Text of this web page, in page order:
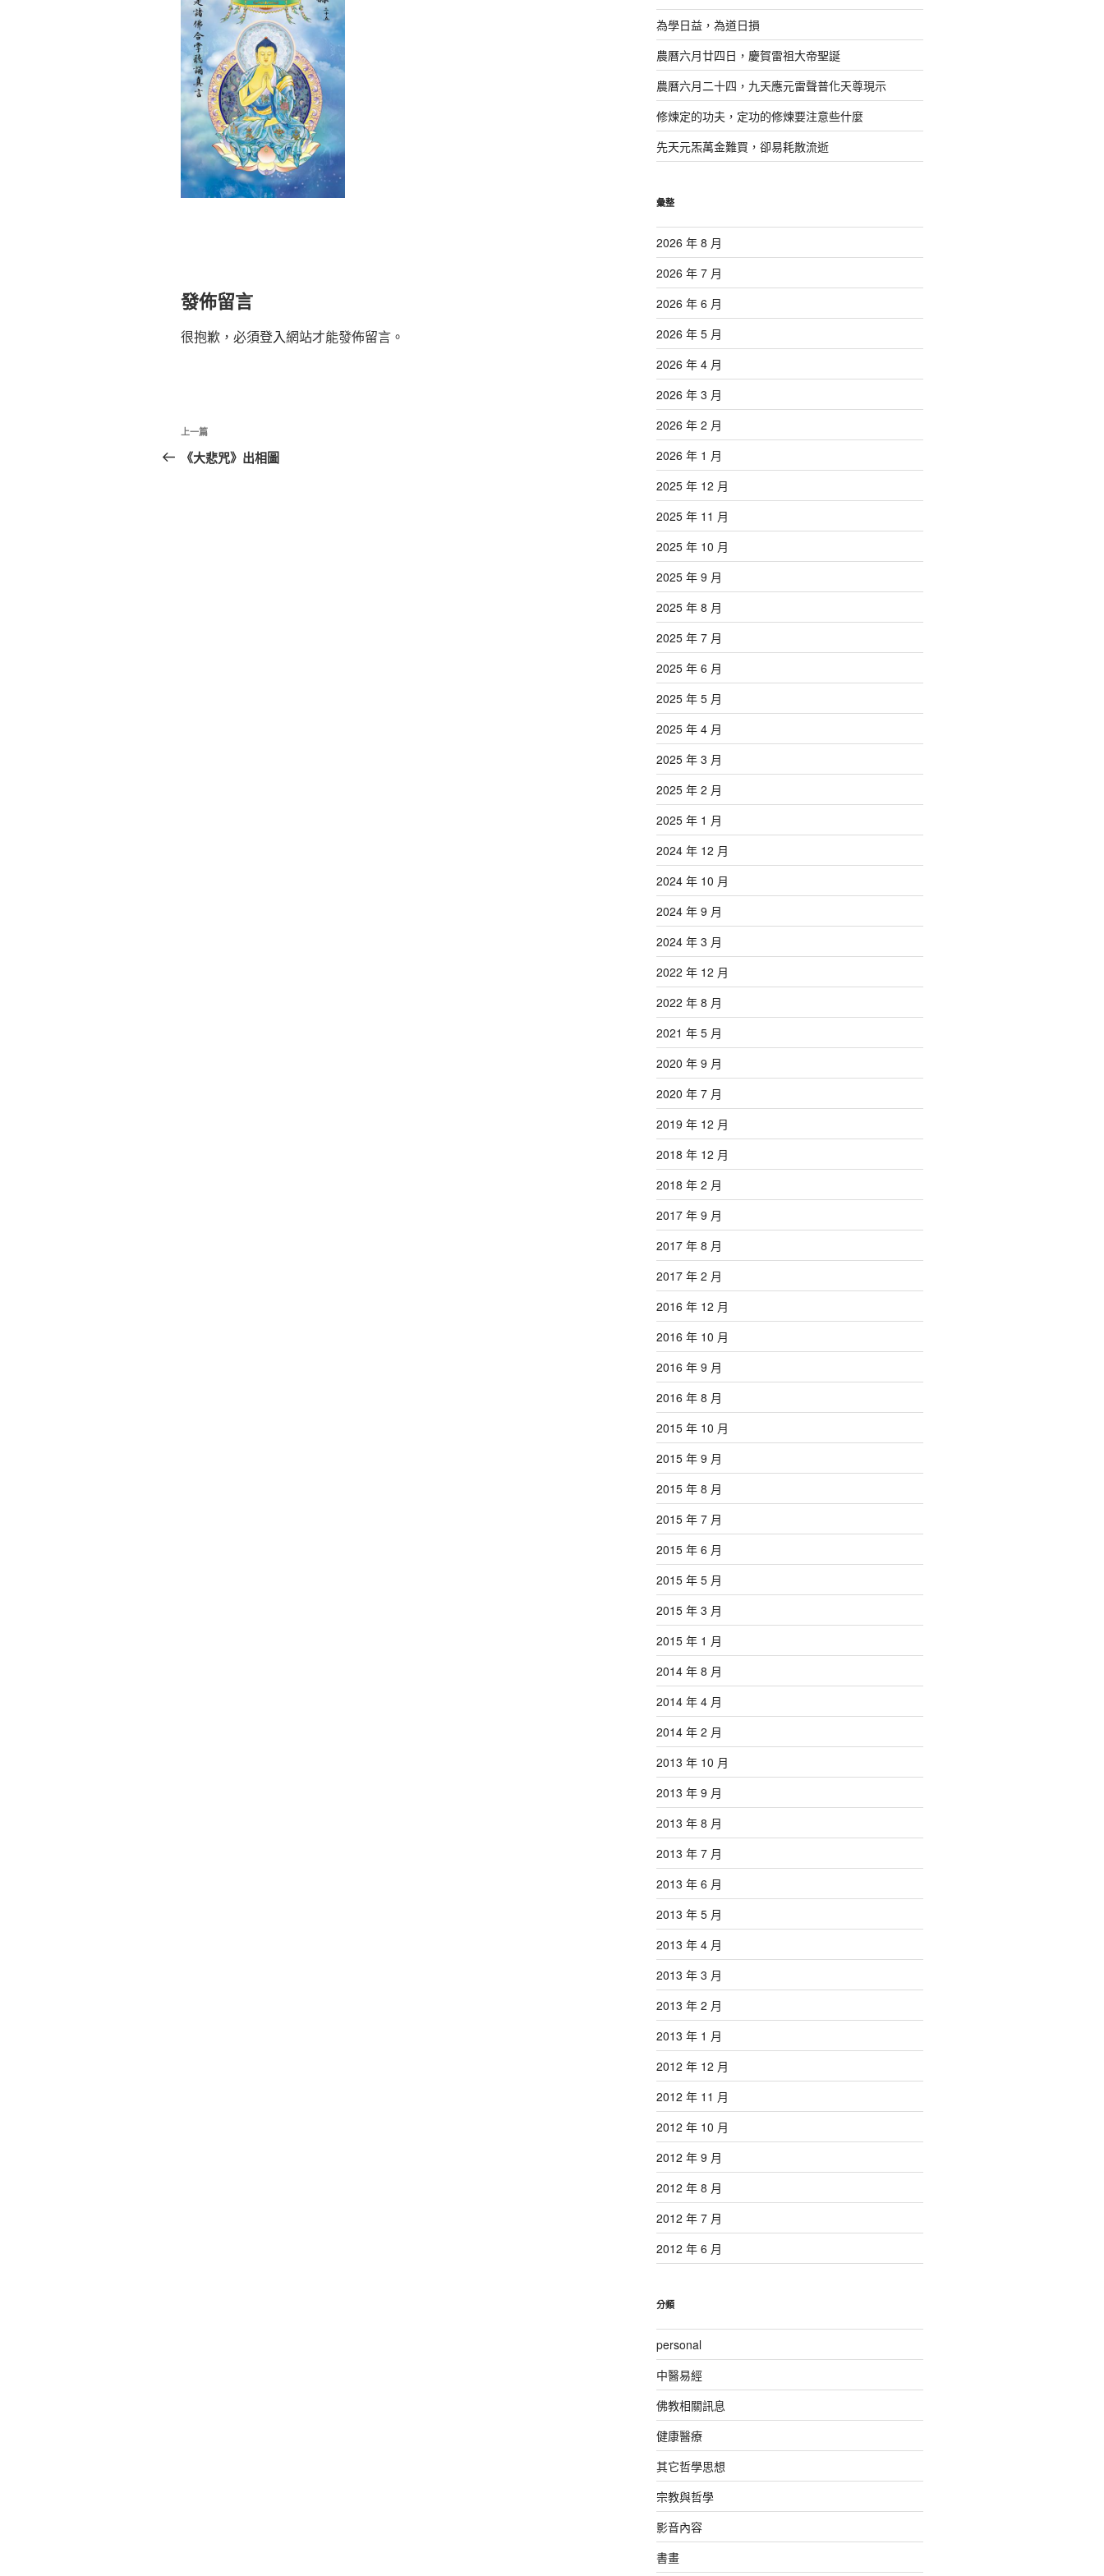
發佈留言
很抱歉，必須登入網站才能發佈留言。
文
章
上
一
上一篇
《大悲咒》出相圖
為學日益，為道日損
農曆六月廿四日，慶賀雷祖大帝聖誕
農曆六月二十四，九天應元雷聲普化天尊現示
修煉定的功夫，定功的修煉要注意些什麼
先天元炁萬金難買，卻易耗散流逝
彙整
2026 年 8 月
2026 年 7 月
2026 年 6 月
2026 年 5 月
2026 年 4 月
2026 年 3 月
2026 年 2 月
2026 年 1 月
2025 年 12 月
2025 年 11 月
2025 年 10 月
2025 年 9 月
2025 年 8 月
2025 年 7 月
2025 年 6 月
2025 年 5 月
2025 年 4 月
2025 年 3 月
2025 年 2 月
2025 年 1 月
2024 年 12 月
2024 年 10 月
2024 年 9 月
2024 年 3 月
2022 年 12 月
2022 年 8 月
2021 年 5 月
2020 年 9 月
2020 年 7 月
2019 年 12 月
2018 年 12 月
2018 年 2 月
2017 年 9 月
2017 年 8 月
2017 年 2 月
2016 年 12 月
2016 年 10 月
2016 年 9 月
2016 年 8 月
2015 年 10 月
2015 年 9 月
2015 年 8 月
2015 年 7 月
2015 年 6 月
2015 年 5 月
2015 年 3 月
2015 年 1 月
2014 年 8 月
2014 年 4 月
2014 年 2 月
2013 年 10 月
2013 年 9 月
2013 年 8 月
2013 年 7 月
2013 年 6 月
2013 年 5 月
2013 年 4 月
2013 年 3 月
2013 年 2 月
2013 年 1 月
2012 年 12 月
2012 年 11 月
2012 年 10 月
2012 年 9 月
2012 年 8 月
2012 年 7 月
2012 年 6 月
分類
personal
中醫易經
佛教相關訊息
健康醫療
其它哲學思想
宗教與哲學
影音內容
書畫